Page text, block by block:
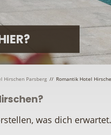
Hirschen Parsberg // Romantik Hotel
was dich erwartet.